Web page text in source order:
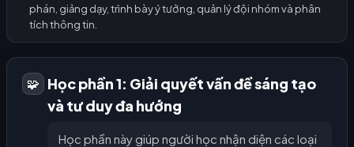
phán, giảng dạy, trình bày ý tưởng, quản lý đội nhóm và phân
tích thông tin.
🧩 Học phần 1: Giải quyết vấn đề sáng tạo
và tư duy đa hướng
Học phần này giúp người học nhận diện các loại